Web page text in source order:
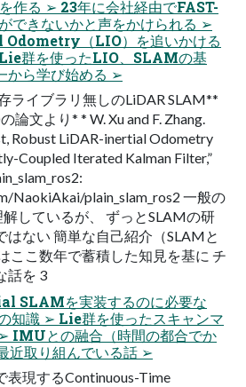
作る ➢ 23年に会社経由でFAST-
できないかと声をかけられる ➢
（LIO）を追いかける
群を使ったLIO、SLAMの基
から学び始める ➢
ライブラリ無しのLiDAR SLAM**
論文より* * W. Xu and F. Zhang.
Robust LiDAR-inertial Odometry
Coupled Iterated Kalman Filter,”
NaokiAkai/plain_slam_ros2 一般の
しているが、 ずっとSLAMの研
はない 簡単な自己紹介（SLAMと
ここ数年で蓄積した知見を基に チ
話を 3
SLAMを実装するのに必要な
知識 ➢ Lie群を使ったスキャンマ
IMUとの融合（時間の都合でか
近取り組んでいる話 ➢
表現するContinuous-Time